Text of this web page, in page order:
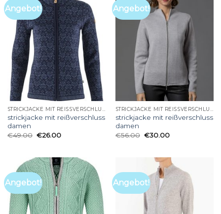
Angebot!
STRICKJACKE MIT REISSVERSCHLUSS DAMEN
strickjacke mit reißverschluss
damen
€49.00 €26.00
Angebot!
STRICKJACKE MIT REISSVERSCHLUSS DAMEN
strickjacke mit reißverschluss
damen
€56.00 €30.00
Angebot! Angebot!